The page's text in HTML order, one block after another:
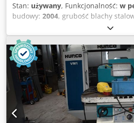
Stan: używany, Funkcjonalność: w
budowy: 2004, grubość blachy
200 mm
200x200x4mm Dcjdpjv Efu Sofx
zmiennego nóż ponownie